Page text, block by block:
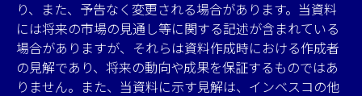
り、また、予告なく変更される場合があります。当資料
には将来の市場の見通し等に関する記述が含まれている
場合がありますが、それらは資料作成時における作成者
の見解であり、将来の動向や成果を保証するものではあ
りません。また、当資料に示す見解は、インベスコの他